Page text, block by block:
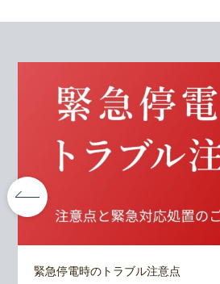
緊急停電時のトラブル注意点